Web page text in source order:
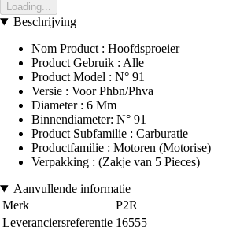
Loading...
Beschrijving
Nom Product : Hoofdsproeier
Product Gebruik : Alle
Product Model : N° 91
Versie : Voor Phbn/Phva
Diameter : 6 Mm
Binnendiameter: N° 91
Product Subfamilie : Carburatie
Productfamilie : Motoren (Motorise)
Verpakking : (Zakje van 5 Pieces)
Aanvullende informatie
Merk
P2R
Leveranciersreferentie 16555